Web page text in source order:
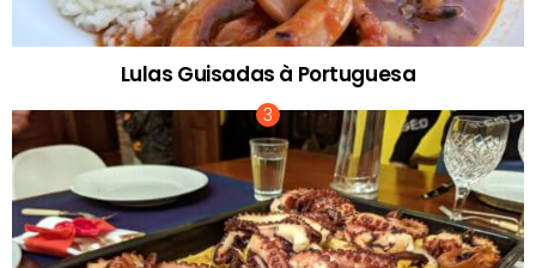
Lulas Guisadas à Portuguesa